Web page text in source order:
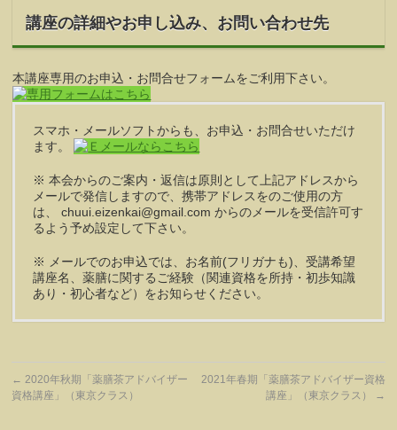
講座の詳細やお申し込み、お問い合わせ先
本講座専用のお申込・お問合せフォームをご利用下さい。
スマホ・メールソフトからも、お申込・お問合せいただけ
ます。
※ 本会からのご案内・返信は原則として上記アドレスから
メールで発信しますので、携帯アドレスをのご使用の方
は、 chuui.eizenkai@gmail.com からのメールを受信許可す
るよう予め設定して下さい。
※ メールでのお申込では、お名前(フリガナも)、受講希望
講座名、薬膳に関するご経験（関連資格を所持・初歩知識
あり・初心者など）をお知らせください。
← 2020年秋期「薬膳茶アドバイザー
資格講座」（東京クラス）
2021年春期「薬膳茶アドバイザー資格
講座」（東京クラス）
→